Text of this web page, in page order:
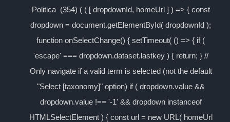
Politica (354) ( ( [ dropdownId, homeUrl ] ) => { const
dropdown = document.getElementById( dropdownId );
function onSelectChange() { setTimeout( () => { if (
'escape' === dropdown.dataset.lastkey ) { return; } //
Only navigate if a valid term is selected (not the default
"Select [taxonomy]" option) if ( dropdown.value &&
dropdown.value !== '-1' && dropdown instanceof
HTMLSelectElement ) { const url = new URL( homeUrl